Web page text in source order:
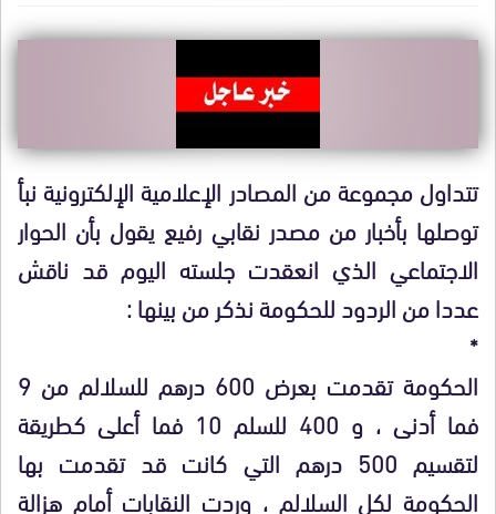
تتداول مجموعة من المصادر الإعلامية الإلكترونية نبأ
توصلها بأخبار من مصدر نقابي رفيع يقول بأن الحوار
الاجتماعي الذي انعقدت جلسته اليوم قد ناقش
عددا من الردود للحكومة نذكر من بينها :
*
الحكومة تقدمت بعرض 600 درهم للسلالم من 9
فما أدنى ، و 400 للسلم 10 فما أعلى كطريقة
لتقسيم 500 درهم التي كانت قد تقدمت بها
الحكومة لكل السلالم ، وردت النقابات أمام هزالة